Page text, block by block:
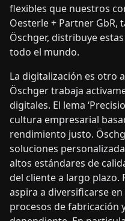
flexibles que nuestros
Oesterle + Partner GbR,
Öschger, distribuye
todo el mundo.
La digitalización es otro
Öschger trabaja
digitales. El lema
cultura empresarial
rendimiento justo.
soluciones
altos estándares de
del cliente a largo plazo.
aspira a diversificarse
procesos de fabricación